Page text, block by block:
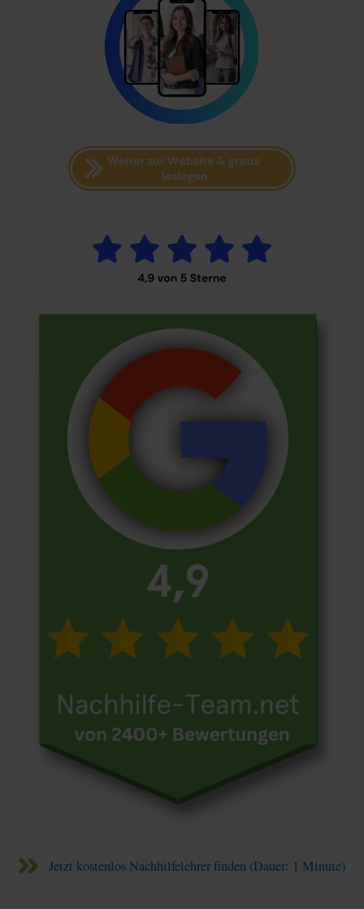
Jetzt kostenlos Nachhilfelehrer finden (Dauer: 1 Minute)